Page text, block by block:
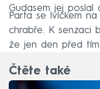
Gudasem jej poslal
Parta se lvíčkem
chrabře. K senzaci
že jen den před
Čtěte také